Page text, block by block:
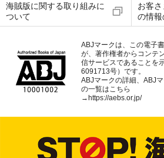
海賊版に関する取り組みに
ついて
お客
の情報
ABJマークは、この電子
が、著作権者からコンテ
信サービスであることを
6091713号）です。
ABJマークの詳細、ABJ
の一覧はこちら
→https://aebs.or.jp/